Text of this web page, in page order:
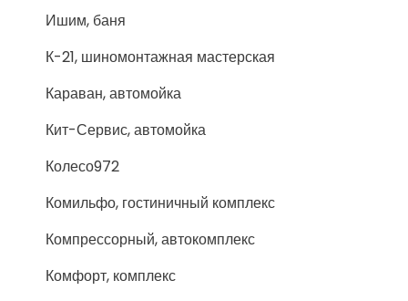
Ишим, баня
К-21, шиномонтажная мастерская
Караван, автомойка
Кит-Сервис, автомойка
Колесо972
Комильфо, гостиничный комплекс
Компрессорный, автокомплекс
Комфорт, комплекс